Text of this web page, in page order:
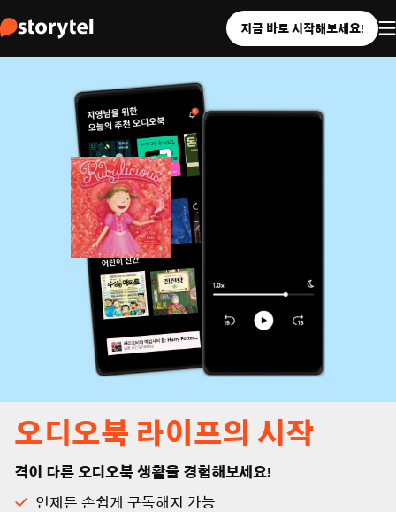
지금 바로 시작해보세요!
오디오북 라이프의 시작
격이 다른 오디오북 생활을 경험해보세요!
언제든 손쉽게 구독해지 가능